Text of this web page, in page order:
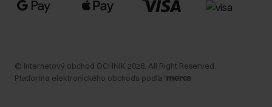
© Internetový obchod OCHNIK 2026 . All Right Reserved.
Platforma elektronického obchodu podľa